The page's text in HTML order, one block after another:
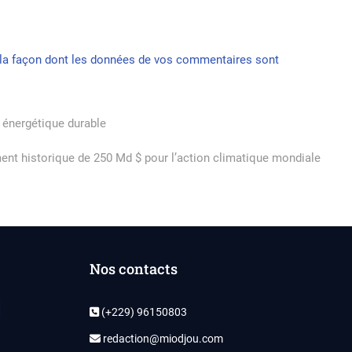
façon dont les données de vos commentaires sont
durable
historique de 250 Md $ pour l’action climatique mondiale
Nos contacts
(+229) 96150803
redaction@miodjou.com